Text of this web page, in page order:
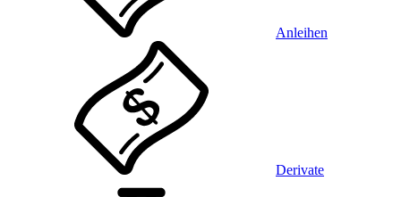
Anleihen
Derivate